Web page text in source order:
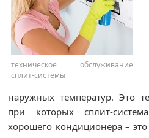
техническое обслуживание
сплит-системы
наружных температур. Это
при которых сплит-
хорошего кондиционера –